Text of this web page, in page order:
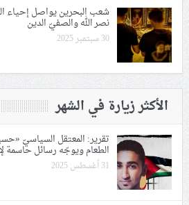
شعب البحرين يواصل إحياء
نصر الله والصفيّ الدين
30 سبتمبر 2025
الأكثر زيارة في الشهر
تقرير: المعتقل السياسيّ
الطعام ويوجّه رسائل حاسمة
31 أغسطس 2025